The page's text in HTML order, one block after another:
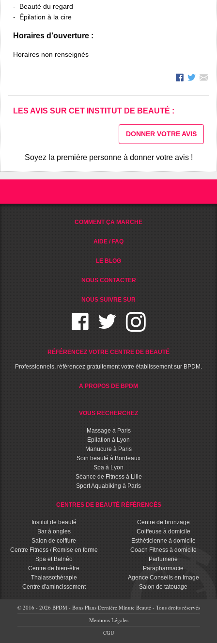
Beauté du regard
Épilation à la cire
Horaires d'ouverture :
Horaires non renseignés
LES AVIS SUR CET INSTITUT DE BEAUTÉ :
DONNER VOTRE AVIS
Soyez la première personne à donner votre avis !
COMMENT ÇA MARCHE
AIDE / FAQ
LE BLOG
NOUS CONTACTER
NOUS SUIVRE SUR
RÉFÉRENCEZ VOTRE CENTRE DE BEAUTÉ
Professionnels, référencez gratuitement votre établissement sur BPDM.
A PROPOS DE BPDM
VOUS RECHERCHEZ
Massage à Paris
Epilation à Lyon
Manucure à Paris
Soin beauté à Bordeaux
Spa à Lyon
Séance de Fitness à Lille
Sport Aquabiking à Paris
CENTRES DE BEAUTÉ RÉFÉRENCÉS
Institut de beauté
Bar à ongles
Salon de coiffure
Centre Fitness / Remise en forme
Spa et Balnéo
Centre de bien-être
Thalassothérapie
Centre d'amincissement
Centre de bronzage
Coiffeuse à domicile
Esthéticienne à domicile
Coach Fitness à domicile
Parfumerie
Parapharmacie
Agence Conseils en Image
Salon de tatouage
© 2016 - 2026 BPDM - Bons Plans Dernière Minute Beauté - Tous droits réservés
Mentions Légales
CGU